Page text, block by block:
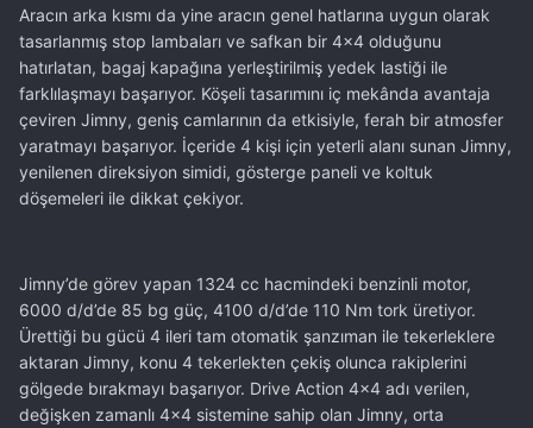
Aracın arka kısmı da yine aracın genel hatlarına uygun olarak
tasarlanmış stop lambaları ve safkan bir 4x4 olduğunu
hatırlatan, bagaj kapağına yerleştirilmiş yedek lastiği ile
farklılaşmayı başarıyor. Köşeli tasarımını iç mekânda avantaja
çeviren Jimny, geniş camlarının da etkisiyle, ferah bir atmosfer
yaratmayı başarıyor. İçeride 4 kişi için yeterli alanı sunan Jimny,
yenilenen direksiyon simidi, gösterge paneli ve koltuk
döşemeleri ile dikkat çekiyor.
Jimny’de görev yapan 1324 cc hacmindeki benzinli motor,
6000 d/d’de 85 bg güç, 4100 d/d’de 110 Nm tork üretiyor.
Ürettiği bu gücü 4 ileri tam otomatik şanzıman ile tekerleklere
aktaran Jimny, konu 4 tekerlekten çekiş olunca rakiplerini
gölgede bırakmayı başarıyor. Drive Action 4x4 adı verilen,
değişken zamanlı 4x4 sistemine sahip olan Jimny, orta